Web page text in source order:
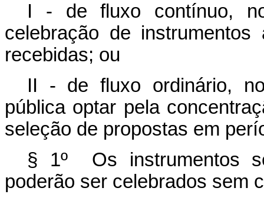
I - de fluxo contínuo,
celebração de
recebidas; ou
II - de fluxo ordinário,
pública optar pela
seleção de propostas em
§ 1º Os instrumentos
poderão ser celebrados sem